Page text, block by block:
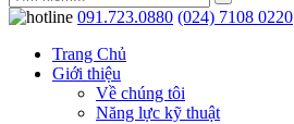
091.723.0880 (024) 7108 0220
Trang Chủ
Giới thiệu
Về chúng tôi
Năng lực kỹ thuật